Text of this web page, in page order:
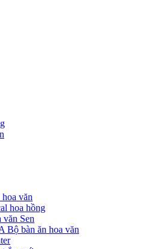
văn
hoa hồng
văn Sen
Bộ bàn ăn hoa văn